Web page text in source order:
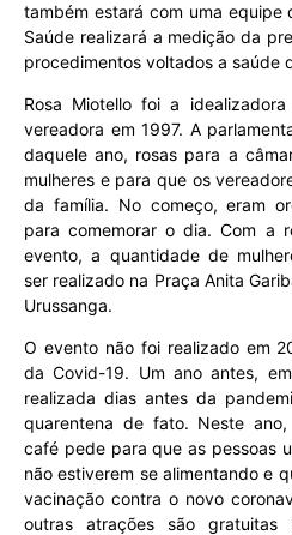
também estará com uma equipe
Saúde realizará a medição da
procedimentos voltados a saúde
Rosa Miotello foi a
vereadora em 1997. A
daquele ano, rosas para a
mulheres e para que os
da família. No começo, eram
para comemorar o dia. Com a
evento, a quantidade de
ser realizado na Praça Anita
Urussanga.
O evento não foi realizado em
da Covid-19. Um ano antes,
realizada dias antes da
quarentena de fato. Neste
café pede para que as pessoas
não estiverem se alimentando e
vacinação contra o novo
outras atrações são